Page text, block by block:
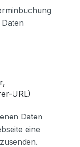
URL)
Daten
eine